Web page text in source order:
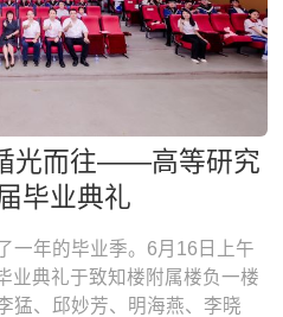
光而往——高等研究
毕业典礼
一年的毕业季。6月16日上午
业典礼于致知楼附属楼负一楼
猛、邱妙芳、明海燕、李晓